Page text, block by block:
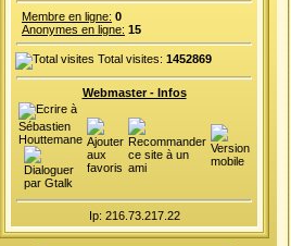
Membre en ligne: 0
Anonymes en ligne: 15
Total visites: 1452869
Webmaster - Infos
Ip: 216.73.217.22